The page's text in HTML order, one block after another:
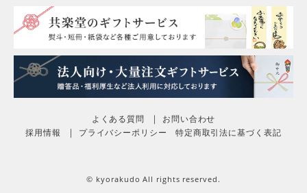
よくある質問
お問い合わせ
採用情報
プライバシーポリシー 特定商取引法に基づく表記
© kyorakudo All rights reserved.